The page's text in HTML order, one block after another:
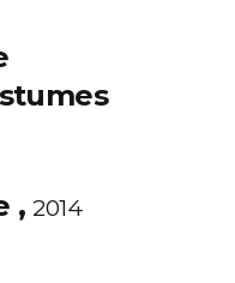
,2014